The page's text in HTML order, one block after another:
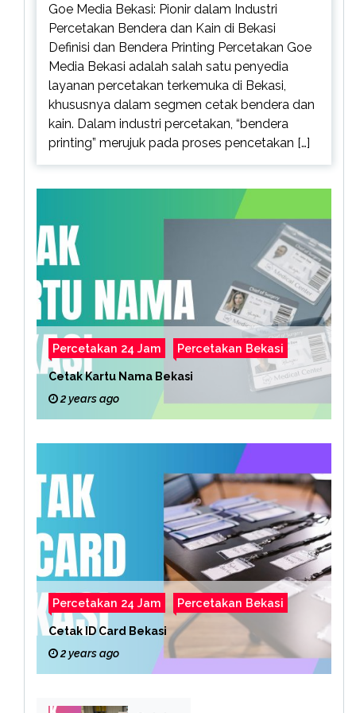
Goe Media Bekasi: Pionir dalam Industri
Percetakan Bendera dan Kain di Bekasi
Definisi dan Bendera Printing Percetakan Goe
Media Bekasi adalah salah satu penyedia
layanan percetakan terkemuka di Bekasi,
khususnya dalam segmen cetak bendera dan
kain. Dalam industri percetakan, “bendera
printing” merujuk pada proses pencetakan […]
Percetakan 24 Jam Percetakan Bekasi
Cetak Kartu Nama Bekasi
2 years ago
Percetakan 24 Jam Percetakan Bekasi
Cetak ID Card Bekasi
2 years ago